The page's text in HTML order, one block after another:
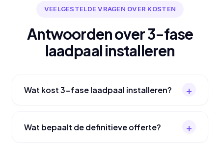
VEELGESTELDE VRAGEN OVER KOSTEN
Antwoorden over 3-fase
laadpaal installeren
Wat kost 3-fase laadpaal installeren?
Wat bepaalt de definitieve offerte?